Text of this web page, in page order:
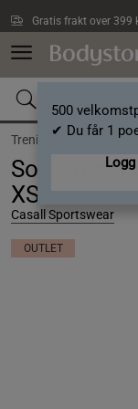
Gratis frakt over 399
500
✔ Du får 1
Trening / Klær /
Soft Touch
XS
Casall Sportswear
OUTLET